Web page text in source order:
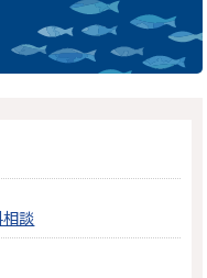
談